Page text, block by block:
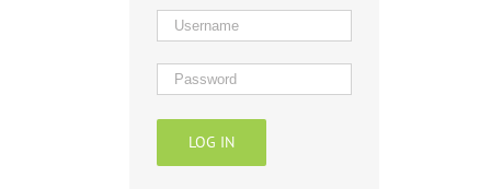
LOG IN